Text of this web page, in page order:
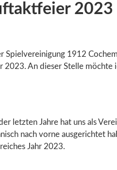
2023
Spielvereinigung 1912
2023. An dieser Stelle
letzten Jahre hat uns als
nach vorne ausgerichtet
Jahr 2023.